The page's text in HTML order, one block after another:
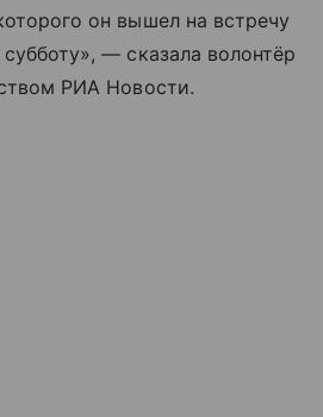
он вышел на встречу
— сказала волонтёр
РИА Новости.